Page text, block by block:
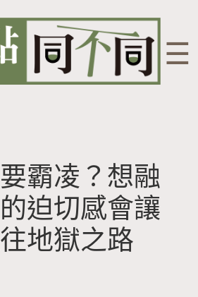
☰
霸凌？想融
迫切感會讓
地獄之路